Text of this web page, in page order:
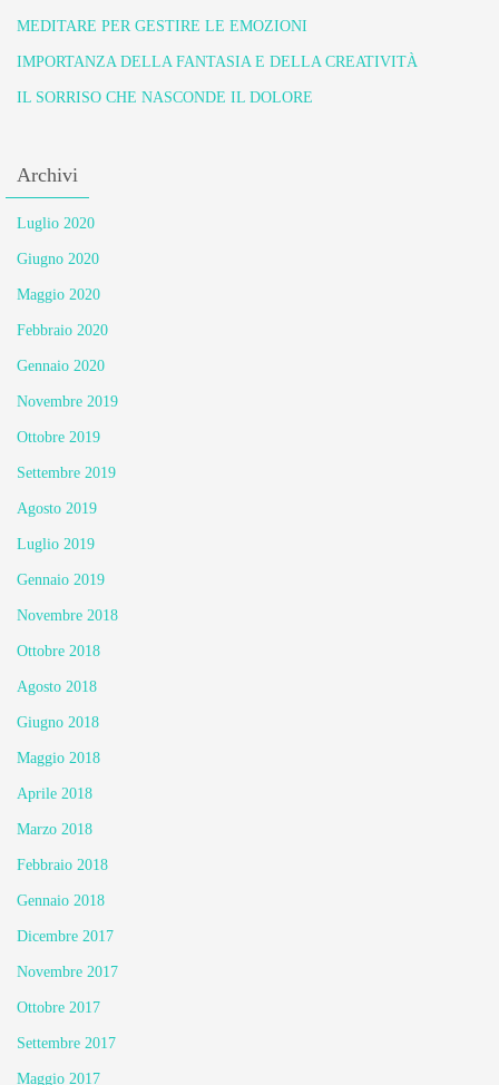
MEDITARE PER GESTIRE LE EMOZIONI
IMPORTANZA DELLA FANTASIA E DELLA CREATIVITÀ
IL SORRISO CHE NASCONDE IL DOLORE
Archivi
Luglio 2020
Giugno 2020
Maggio 2020
Febbraio 2020
Gennaio 2020
Novembre 2019
Ottobre 2019
Settembre 2019
Agosto 2019
Luglio 2019
Gennaio 2019
Novembre 2018
Ottobre 2018
Agosto 2018
Giugno 2018
Maggio 2018
Aprile 2018
Marzo 2018
Febbraio 2018
Gennaio 2018
Dicembre 2017
Novembre 2017
Ottobre 2017
Settembre 2017
Maggio 2017